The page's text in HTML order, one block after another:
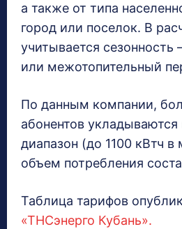
а также от типа
город или поселок. В
учитывается
или межотопительный
По данным компании,
абонентов
диапазон (до 1100 кВтч в
объем потребления
Таблица тарифов
«ТНСэнерго Кубань».